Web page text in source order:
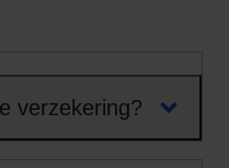
verzekering?